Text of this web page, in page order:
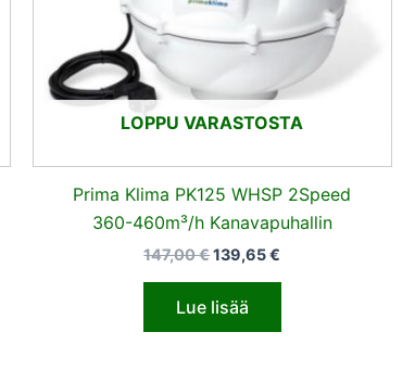
LOPPU VARASTOSTA
Prima Klima PK125 WHSP 2Speed
360-460m³/h Kanavapuhallin
147,00€139,65€
Lue lisää